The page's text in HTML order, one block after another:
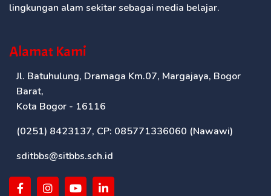
lingkungan alam sekitar sebagai media belajar.
Alamat Kami
Jl. Batuhulung, Dramaga Km.07, Margajaya, Bogor
Barat,
Kota Bogor - 16116
(0251) 8423137, CP: 085771336060 (Nawawi)
sditbbs@sitbbs.sch.id